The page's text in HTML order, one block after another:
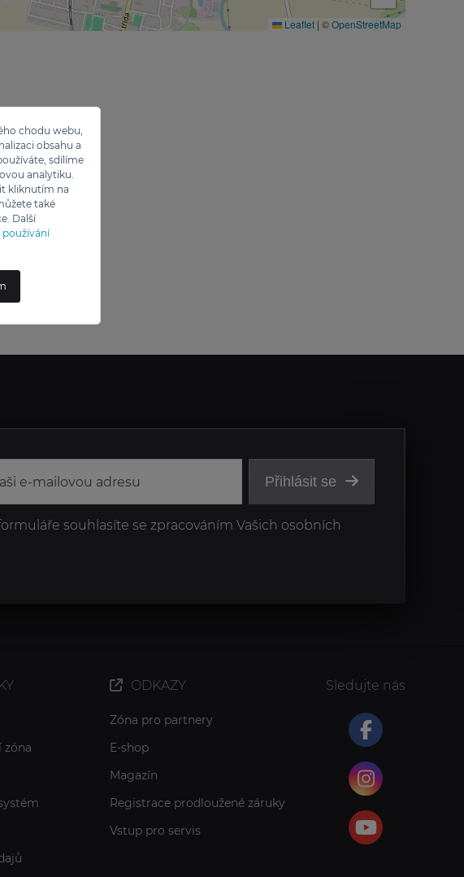
chodu webu,
obsahu a
sdílíme
analytiku.
kliknutím na
také
Další
používání
Leaflet | ©OpenStreetMap
Přihlásit se
souhlasíte se zpracováním Vašich osobních
zóna
ODKAZY
Zóna pro partnery
E-shop
Magazín
Registrace prodloužené záruky
Vstup pro servis
Sledujte nás